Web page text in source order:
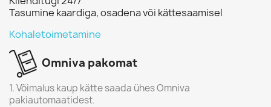
Tasumine kaardiga, osadena või kättesaamisel
Kohaletoimetamine
Omniva pakomat
1. Võimalus kaup kätte saada ühes Omniva
pakiautomaatidest.